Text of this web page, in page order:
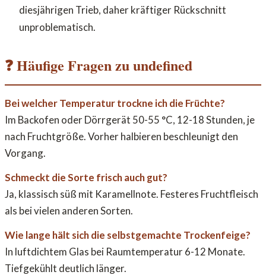
diesjährigen Trieb, daher kräftiger Rückschnitt
unproblematisch.
❓ Häufige Fragen zu undefined
Bei welcher Temperatur trockne ich die Früchte?
Im Backofen oder Dörrgerät 50-55 °C, 12-18 Stunden, je
nach Fruchtgröße. Vorher halbieren beschleunigt den
Vorgang.
Schmeckt die Sorte frisch auch gut?
Ja, klassisch süß mit Karamellnote. Festeres Fruchtfleisch
als bei vielen anderen Sorten.
Wie lange hält sich die selbstgemachte Trockenfeige?
In luftdichtem Glas bei Raumtemperatur 6-12 Monate.
Tiefgekühlt deutlich länger.